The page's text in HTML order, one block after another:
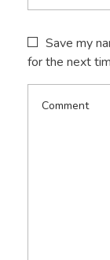
Save my
for the next